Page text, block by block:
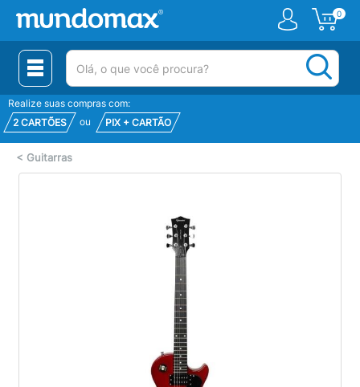
0
(pesquisar)
Realize suas compras com:
2 CARTÕES
ou PIX + CARTÃO
< Guitarras